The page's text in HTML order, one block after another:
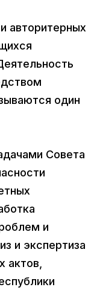
авторитерных
один
Совета
и
и экспертиза
актов,